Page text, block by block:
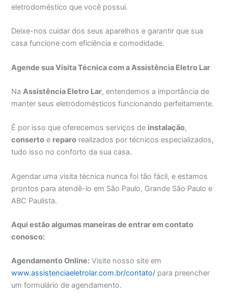
eletrodoméstico que você possui.
Deixe-nos cuidar dos seus aparelhos e garantir que sua
casa funcione com eficiência e comodidade.
Agende sua Visita Técnica com a Assistência Eletro Lar
NaAssistência Eletro Lar, entendemos a importância de
manter seus eletrodomésticos funcionando perfeitamente.
É por isso que oferecemos serviços de instalação,
conserto e reparo realizados por técnicos especializados,
tudo isso no conforto da sua casa.
Agendar uma visita técnica nunca foi tão fácil, e estamos
prontos para atendê-lo em São Paulo, Grande São Paulo e
ABC Paulista.
Aqui estão algumas maneiras de entrar em contato
conosco:
Agendamento Online: Visite nosso site em
www.assistenciaeletrolar.com.br/contato/ para preencher
um formulário de agendamento.